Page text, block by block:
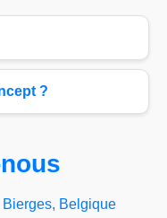
?
Belgique